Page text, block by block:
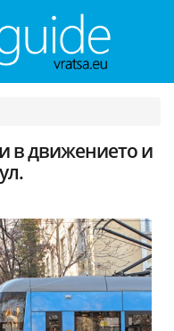
в движението и